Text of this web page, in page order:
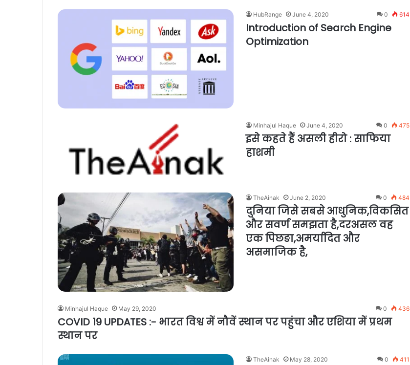
HubRange June 4, 2020 0 614
Introduction of Search Engine
Optimization
Minhajul Haque June 4, 2020 0 475
इसे कहते हैं असली हीरो : साफिया
हाशमी
TheAinak June 2, 2020 0 484
दुनिया जिसे सबसे आधुनिक,विकसित
और सवर्ण समझता है,दरअसल वह
एक पिछङा,अमर्यादित और
असमाजिक है,
Minhajul Haque May 29, 2020 0 436
COVID 19 UPDATES :- भारत विश्व में नौवें स्थान पर पहुंचा और एशिया में प्रथम
स्थान पर
TheAinak May 28, 2020 0 411